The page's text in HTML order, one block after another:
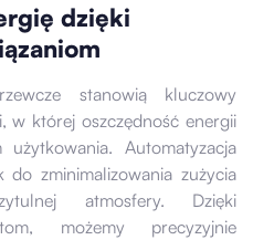
dzięki
stanowią kluczowy
w której oszczędność energii
Automatyzacja
zminimalizowania zużycia
atmosfery. Dzięki
możemy precyzyjnie